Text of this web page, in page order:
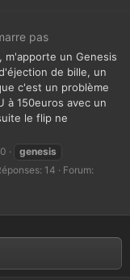
pas
m'apporte un Genesis
de bille, un
c'est un problème
à 150euros avec un
le flip ne
genesis
14
Forum: